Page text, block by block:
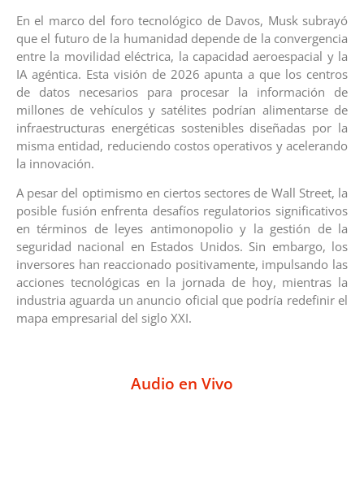
En el marco del foro tecnológico de Davos, Musk subrayó
que el futuro de la humanidad depende de la convergencia
entre la movilidad eléctrica, la capacidad aeroespacial y la
IA agéntica. Esta visión de 2026 apunta a que los centros
de datos necesarios para procesar la información de
millones de vehículos y satélites podrían alimentarse de
infraestructuras energéticas sostenibles diseñadas por la
misma entidad, reduciendo costos operativos y acelerando
la innovación.
A pesar del optimismo en ciertos sectores de Wall Street, la
posible fusión enfrenta desafíos regulatorios significativos
en términos de leyes antimonopolio y la gestión de la
seguridad nacional en Estados Unidos. Sin embargo, los
inversores han reaccionado positivamente, impulsando las
acciones tecnológicas en la jornada de hoy, mientras la
industria aguarda un anuncio oficial que podría redefinir el
mapa empresarial del siglo XXI.
Audio en Vivo